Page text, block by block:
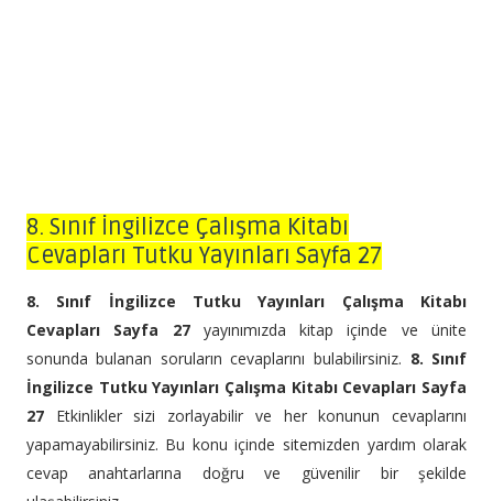
8. Sınıf İngilizce Çalışma Kitabı
Cevapları Tutku Yayınları Sayfa 27
8. Sınıf İngilizce Tutku Yayınları Çalışma Kitabı
Cevapları Sayfa 27 yayınımızda kitap içinde ve ünite
sonunda bulanan soruların cevaplarını bulabilirsiniz. 8. Sınıf
İngilizce Tutku Yayınları Çalışma Kitabı Cevapları Sayfa
27 Etkinlikler sizi zorlayabilir ve her konunun cevaplarını
yapamayabilirsiniz. Bu konu içinde sitemizden yardım olarak
cevap anahtarlarına doğru ve güvenilir bir şekilde